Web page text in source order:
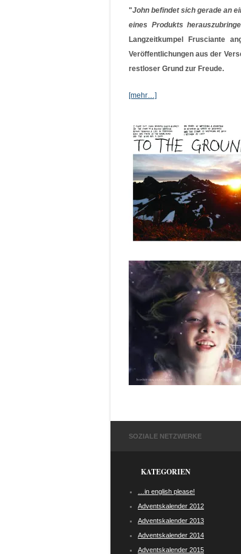
"John befindet sich gerade an
eines Produkts
Langzeitkumpel Frusciante
Veröffentlichungen aus der
restloser Grund zur Freude.
[mehr…]
SOZIALE NETZWERKE
KATEGORIEN
…in english please!
Adventskalender 2012
Adventskalender 2013
Adventskalender 2014
Adventskalender 2015